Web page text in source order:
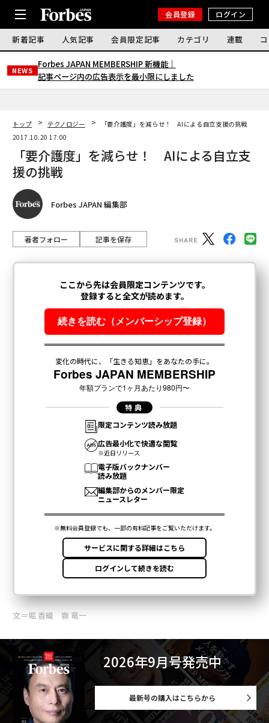
会員登録 ログイン
新着記事 人気記事 会員限定記事 カテゴリ 連載
NEWS
Forbes JAPAN MEMBERSHIP 新機能｜
記事ページ内の広告表示を最小限にしました
トップ テクノロジー
「要介護度」を減らせ！ AIによる自立支援の挑戦
2017.10.20 17:00
「要介護度」を減らせ！ AIによる自立支
援の挑戦
Forbes JAPAN 編集部
著者フォロー 記事を保存
文＝堀 香織 嶺 竜一
2026年9月号発売中
最新号の購入はこちらから